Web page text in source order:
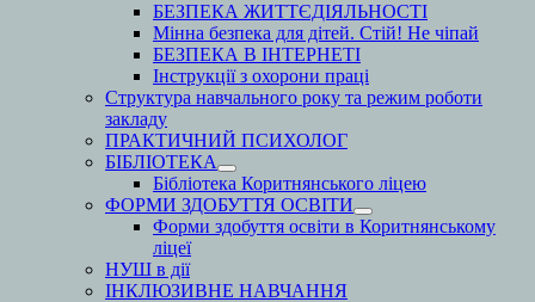
БЕЗПЕКА ЖИТТЄДІЯЛЬНОСТІ
Мінна безпека для дітей. Стій! Не чіпай
БЕЗПЕКА В ІНТЕРНЕТІ
Інструкції з охорони праці
Структура навчального року та режим роботи
закладу
ПРАКТИЧНИЙ ПСИХОЛОГ
БІБЛІОТЕКА
Бібліотека Коритнянського ліцею
ФОРМИ ЗДОБУТТЯ ОСВІТИ
Форми здобуття освіти в Коритнянському
ліцеї
НУШ в дії
ІНКЛЮЗИВНЕ НАВЧАННЯ